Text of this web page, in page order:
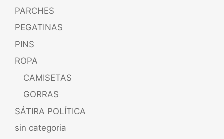
PARCHES
PEGATINAS
PINS
ROPA
CAMISETAS
GORRAS
SÁTIRA POLÍTICA
sin categoria